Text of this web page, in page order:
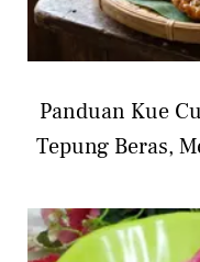
Panduan Kue
Tepung Beras,